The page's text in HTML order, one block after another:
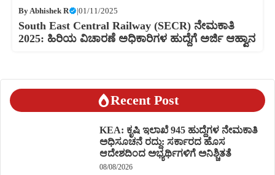
ByAbhishek R |01/11/2025
South East Central Railway (SECR) ನೇಮಕಾತಿ
2025: ಹಿರಿಯ ವಿಚಾರಣೆ ಅಧಿಕಾರಿಗಳ ಹುದ್ದೆಗೆ ಅರ್ಜಿ ಆಹ್ವಾನ
Recent Post
KEA: ಕೃಷಿ ಇಲಾಖೆ 945 ಹುದ್ದೆಗಳ ನೇಮಕಾತಿ
ಅಧಿಸೂಚನೆ ರದ್ದು: ಸರ್ಕಾರದ ಹೊಸ
ಆದೇಶದಿಂದ ಅಭ್ಯರ್ಥಿಗಳಿಗೆ ಅನಿಶ್ಚಿತತೆ
08/08/2026